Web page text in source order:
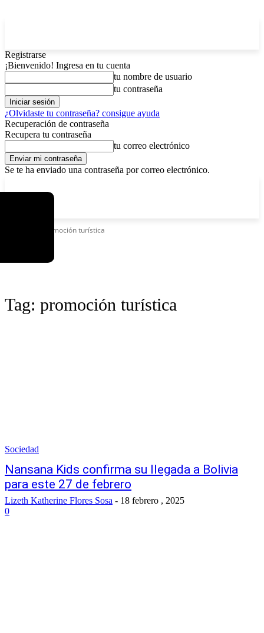
Registrarse
¡Bienvenido! Ingresa en tu cuenta
tu nombre de usuario
tu contraseña
¿Olvidaste tu contraseña? consigue ayuda
Recuperación de contraseña
Recupera tu contraseña
tu correo electrónico
Se te ha enviado una contraseña por correo electrónico.
Promoción turística
Tag: promoción turística
Sociedad
Nansana Kids confirma su llegada a Bolivia
para este 27 de febrero
Lizeth Katherine Flores Sosa - 18 febrero , 2025
0